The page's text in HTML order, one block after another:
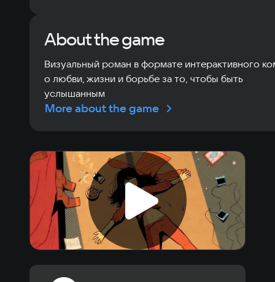
About the game
Визуальный роман в формате интерактивного
о любви, жизни и борьбе за то, чтобы быть
услышанным
More about the game